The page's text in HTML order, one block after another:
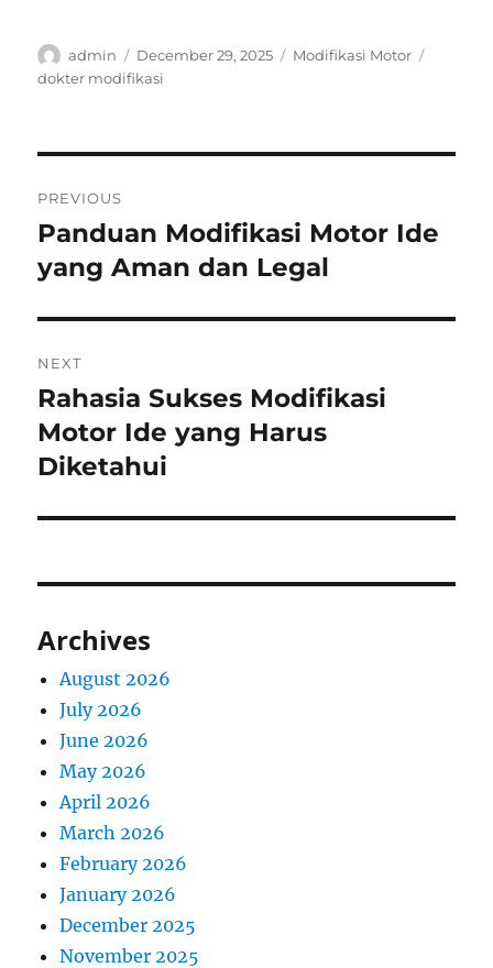
Author
admin
Posted
on
December 29, 2025 Categories
Modifikasi Motor
dokter modifikasi
navigation
PREVIOUS
Previous
post:
Panduan Modifikasi Motor Ide
yang Aman dan Legal
NEXT
Next
post:
Rahasia Sukses Modifikasi
Motor Ide yang Harus
Diketahui
Archives
August 2026
July 2026
June 2026
May 2026
April 2026
March 2026
February 2026
January 2026
December 2025
November 2025